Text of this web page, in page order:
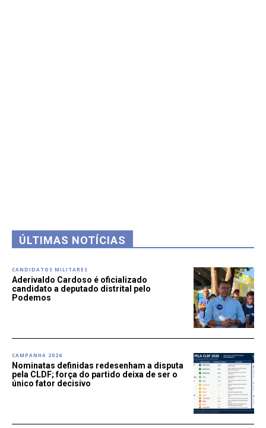
ÚLTIMAS NOTÍCIAS
CANDIDATOS MILITARES
Aderivaldo Cardoso é oficializado
candidato a deputado distrital pelo
Podemos
CAMPANHA 2026
Nominatas definidas redesenham a disputa
pela CLDF; força do partido deixa de ser o
único fator decisivo